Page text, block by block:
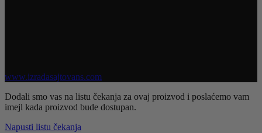
www.izradasajtovans.com
Dodali smo vas na listu čekanja za ovaj proizvod i poslaćemo vam
imejl kada proizvod bude dostupan.
Napusti listu čekanja